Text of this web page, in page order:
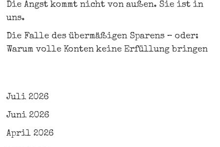
Die Angst kommt nicht von außen. Sie ist in
uns.
Die Falle des übermäßigen Sparens – oder:
Warum volle Konten keine Erfüllung bringen
Juli 2026
Juni 2026
April 2026